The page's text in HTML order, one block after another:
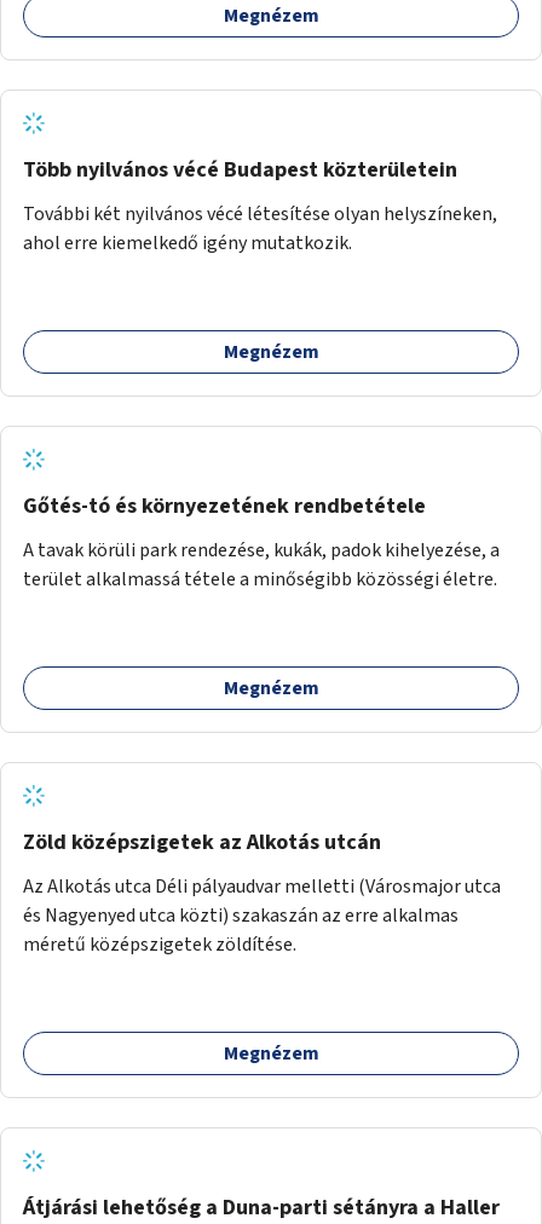
Megnézem
Több nyilvános vécé Budapest közterületein
További két nyilvános vécé létesítése olyan helyszíneken,
ahol erre kiemelkedő igény mutatkozik.
Megnézem
Gőtés-tó és környezetének rendbetétele
A tavak körüli park rendezése, kukák, padok kihelyezése, a
terület alkalmassá tétele a minőségibb közösségi életre.
Megnézem
Zöld középszigetek az Alkotás utcán
Az Alkotás utca Déli pályaudvar melletti (Városmajor utca
és Nagyenyed utca közti) szakaszán az erre alkalmas
méretű középszigetek zöldítése.
Megnézem
Átjárási lehetőség a Duna-parti sétányra a Haller